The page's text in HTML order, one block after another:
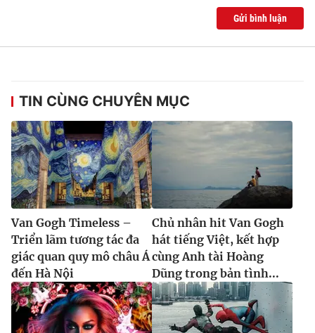
Gửi bình luận
TIN CÙNG CHUYÊN MỤC
Van Gogh Timeless –
Triển lãm tương tác đa
giác quan quy mô châu Á
đến Hà Nội
Chủ nhân hit Van Gogh
hát tiếng Việt, kết hợp
cùng Anh tài Hoàng
Dũng trong bản tình...